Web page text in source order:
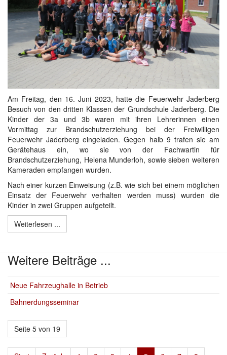
Am Freitag, den 16. Juni 2023, hatte die Feuerwehr Jaderberg
Besuch von den dritten Klassen der Grundschule Jaderberg. Die
Kinder der 3a und 3b waren mit ihren Lehrerinnen einen
Vormittag zur Brandschutzerziehung bei der Freiwilligen
Feuerwehr Jaderberg eingeladen. Gegen halb 9 trafen sie am
Gerätehaus ein, wo sie von der Fachwartin für
Brandschutzerziehung, Helena Munderloh, sowie sieben weiteren
Kameraden empfangen wurden.
Nach einer kurzen Einweisung (z.B. wie sich bei einem möglichen
Einsatz der Feuerwehr verhalten werden muss) wurden die
Kinder in zwei Gruppen aufgeteilt.
Weiterlesen ...
Weitere Beiträge ...
Neue Fahrzeughalle in Betrieb
Bahnerdungsseminar
Seite 5 von 19